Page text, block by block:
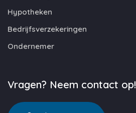
Hypotheken
Bedrijfsverzekeringen
Ondernemer
Vragen? Neem contact op!